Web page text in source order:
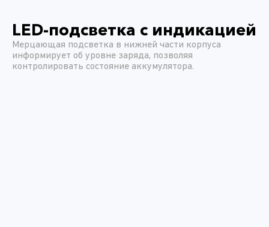
Мерцающая подсветка в нижней части корпуса
информирует об уровне заряда, позволяя
контролировать состояние аккумулятора.
LED-подсветка с индикацией